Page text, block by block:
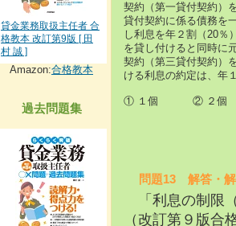
貸金業務取扱主任者 合
格教本 改訂第9版 [ 田
村 誠 ]
Amazon:合格教本
過去問題集
契約（第一貸付契約）
貸付契約に係る債務を
し利息を年２割（20％
を貸し付けると同時に
契約（第三貸付契約）
ける利息の約定は、年
① １個 ② ２
問題13 解答・
「利息の制限
（改訂第９版合